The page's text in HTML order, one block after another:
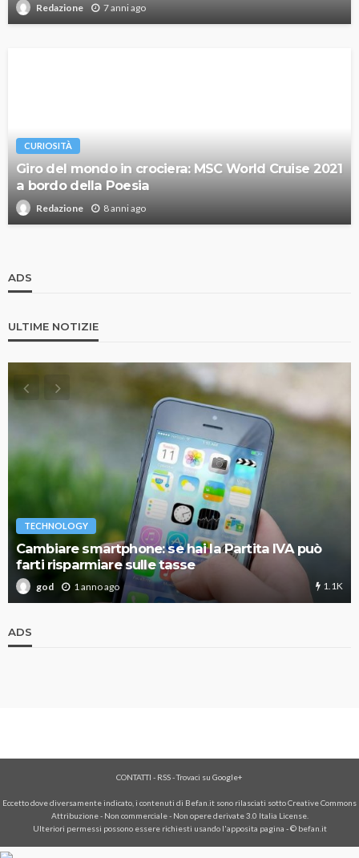
Redazione 7 anni ago
CURIOSITÀ
Giro del mondo in crociera: MSC World Cruise 2021
a bordo della Poesia
Redazione 8 anni ago
ADS
ULTIME NOTIZIE
TECHNOLOGY
Cambiare smartphone: se hai la Partita IVA può
farti risparmiare sulle tasse
god 1 anno ago 1.1K
ADS
CONTATTI - RSS-Trovaci su Google+
Eccetto dove diversamente indicato, i contenuti di Befan.it sono rilasciati sotto Creative Commons
Attribuzione - Non commerciale - Non opere derivate 3.0 Italia License.
Ulteriori permessi possono essere richiesti usando l'apposita pagina - © befan.it